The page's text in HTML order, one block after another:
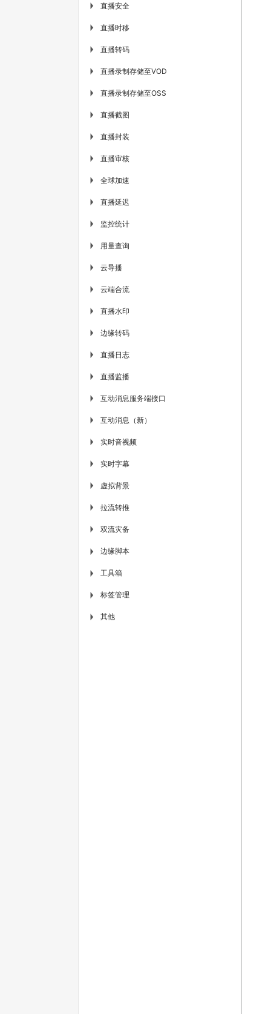
▶ 直播安全
▶ 直播时移
▶ 直播转码
▶ 直播录制存储至VOD
▶ 直播录制存储至OSS
▶ 直播截图
▶ 直播封装
▶ 直播审核
▶ 全球加速
▶ 直播延迟
▶ 监控统计
▶ 用量查询
▶ 云导播
▶ 云端合流
▶ 直播水印
▶ 边缘转码
▶ 直播日志
▶ 直播监播
▶ 互动消息服务端接口
▶ 互动消息（新）
▶ 实时音视频
▶ 实时字幕
▶ 虚拟背景
▶ 拉流转推
▶ 双流灾备
▶ 边缘脚本
▶ 工具箱
▶ 标签管理
▶ 其他